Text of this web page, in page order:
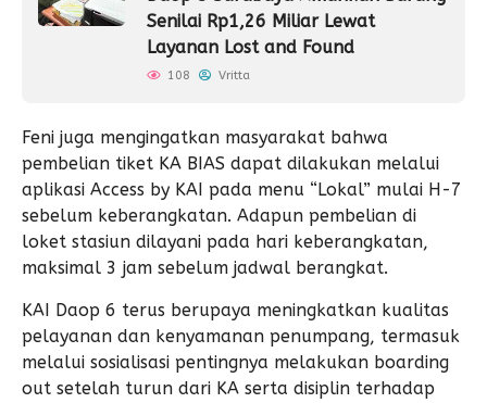
Senilai Rp1,26 Miliar Lewat
Layanan Lost and Found
108 Vritta
Feni juga mengingatkan masyarakat bahwa
pembelian tiket KA BIAS dapat dilakukan melalui
aplikasi Access by KAI pada menu “Lokal” mulai H-7
sebelum keberangkatan. Adapun pembelian di
loket stasiun dilayani pada hari keberangkatan,
maksimal 3 jam sebelum jadwal berangkat.
KAI Daop 6 terus berupaya meningkatkan kualitas
pelayanan dan kenyamanan penumpang, termasuk
melalui sosialisasi pentingnya melakukan boarding
out setelah turun dari KA serta disiplin terhadap